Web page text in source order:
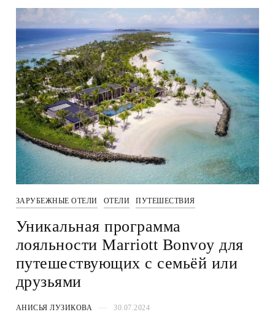
ЗАРУБЕЖНЫЕ ОТЕЛИ ОТЕЛИ ПУТЕШЕСТВИЯ
Уникальная программа
лояльности Marriott Bonvoy для
путешествующих с семьёй или
друзьями
АНИСЬЯ ЛУЗИКОВА 30.07.2024